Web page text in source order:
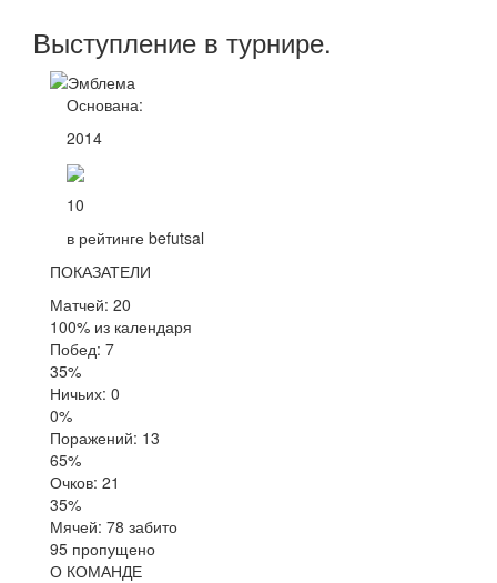
Выступление в турнире.
Основана:
2014
10
в рейтинге befutsal
ПОКАЗАТЕЛИ
Матчей: 20
100% из календаря
Побед: 7
35%
Ничьих: 0
0%
Поражений: 13
65%
Очков: 21
35%
Мячей: 78 забито
95 пропущено
О КОМАНДЕ